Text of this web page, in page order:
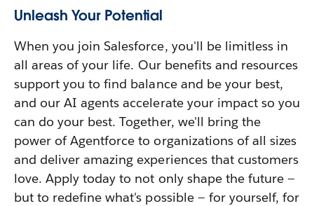
Unleash Your Potential
When you join Salesforce, you'll be limitless in
all areas of your life. Our benefits and resources
support you to find balance and be your best,
and our AI agents accelerate your impact so you
can do your best. Together, we'll bring the
power of Agentforce to organizations of all sizes
and deliver amazing experiences that customers
love. Apply today to not only shape the future —
but to redefine what's possible — for yourself, for